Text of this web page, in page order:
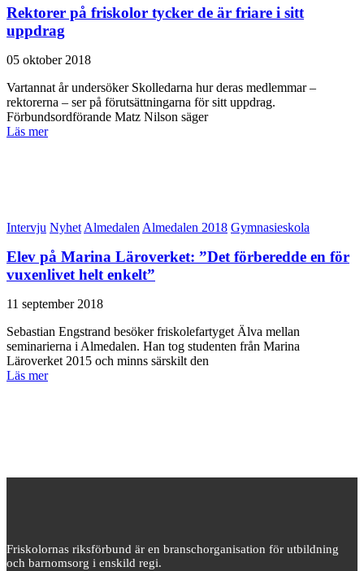
Rektorer på friskolor tycker de är friare i sitt
uppdrag
05 oktober 2018
Vartannat år undersöker Skolledarna hur deras medlemmar –
rektorerna – ser på förutsättningarna för sitt uppdrag.
Förbundsordförande Matz Nilson säger
Läs mer
Intervju NyhetAlmedalenAlmedalen 2018 Gymnasieskola
Elev på Marina Läroverket: ”Det förberedde en för
vuxenlivet helt enkelt”
11 september 2018
Sebastian Engstrand besöker friskolefartyget Älva mellan
seminarierna i Almedalen. Han tog studenten från Marina
Läroverket 2015 och minns särskilt den
Läs mer
Friskolornas riksförbund är en branschorganisation för utbildning
och barnomsorg i enskild regi.